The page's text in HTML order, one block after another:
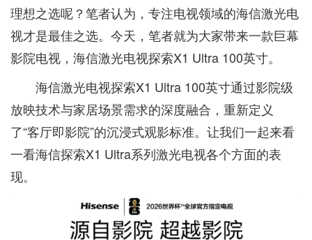
理想之选呢？笔者认为，专注电视领域的海信激光电
视才是最佳之选。今天，笔者就为大家带来一款巨幕
影院电视，海信激光电视探索X1 Ultra 100英寸。
海信激光电视探索X1 Ultra 100英寸通过影院级
放映技术与家居场景需求的深度融合，重新定义
了“客厅即影院”的沉浸式观影标准。让我们一起来看
一看海信探索X1 Ultra系列激光电视各个方面的表
现。